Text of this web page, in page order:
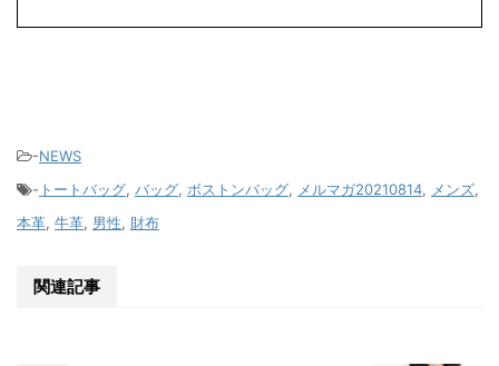
-NEWS
- トートバッグ, バッグ, ボストンバッグ, メルマガ20210814, メンズ,
本革, 牛革, 男性, 財布
関連記事